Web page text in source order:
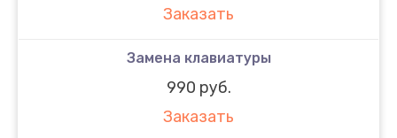
Заказать
Замена клавиатуры
990 руб.
Заказать